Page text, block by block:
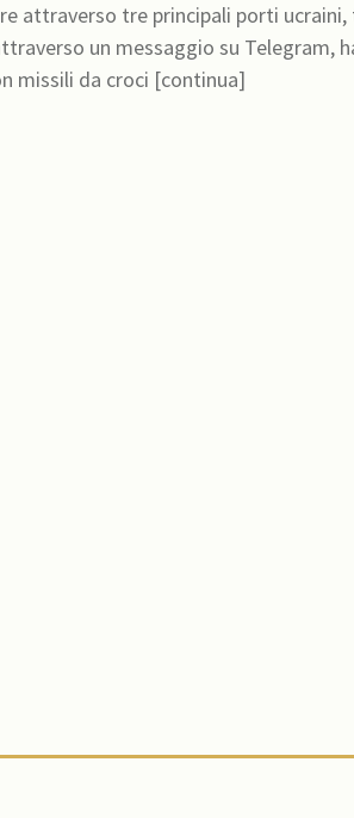
tre principali porti ucraini, tra cui
un messaggio su Telegram,
missili da croci [continua]